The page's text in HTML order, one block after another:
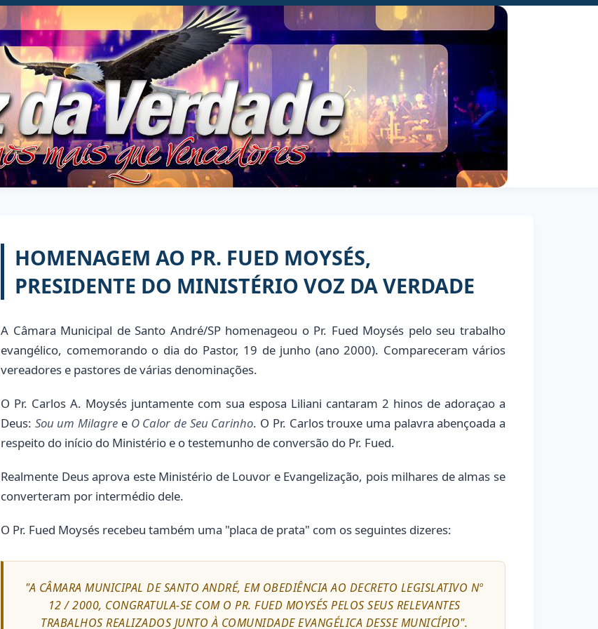
HOMENAGEM AO PR. FUED MOYSÉS,
PRESIDENTE DO MINISTÉRIO VOZ DA VERDADE
A Câmara Municipal de Santo André/SP homenageou o Pr. Fued Moysés pelo seu trabalho
evangélico, comemorando o dia do Pastor, 19 de junho (ano 2000). Compareceram vários
vereadores e pastores de várias denominações.
O Pr. Carlos A. Moysés juntamente com sua esposa Liliani cantaram 2 hinos de adoraçao a
Deus: Sou um Milagre e O Calor de Seu Carinho. O Pr. Carlos trouxe uma palavra abençoada a
respeito do início do Ministério e o testemunho de conversão do Pr. Fued.
Realmente Deus aprova este Ministério de Louvor e Evangelização, pois milhares de almas se
converteram por intermédio dele.
O Pr. Fued Moysés recebeu também uma "placa de prata" com os seguintes dizeres:
"A CÂMARA MUNICIPAL DE SANTO ANDRÉ, EM OBEDIÊNCIA AO DECRETO LEGISLATIVO Nº
12 / 2000, CONGRATULA-SE COM O PR. FUED MOYSÉS PELOS SEUS RELEVANTES
TRABALHOS REALIZADOS JUNTO À COMUNIDADE EVANGÉLICA DESSE MUNICÍPIO".